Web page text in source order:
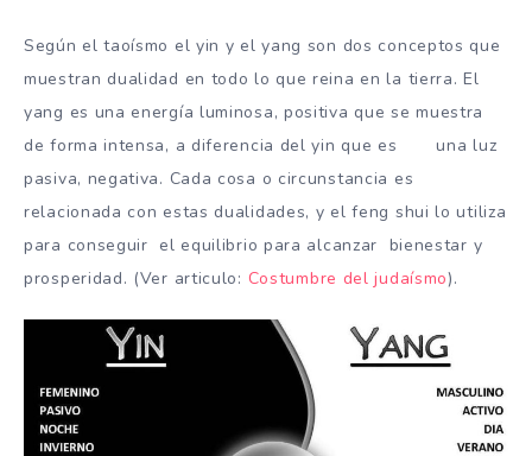
Según el taoísmo el yin y el yang son dos conceptos que
muestran dualidad en todo lo que reina en la tierra. El
yang es una energía luminosa, positiva que se muestra
de forma intensa, a diferencia del yin que es una luz
pasiva, negativa. Cada cosa o circunstancia es
relacionada con estas dualidades, y el feng shui lo utiliza
para conseguir el equilibrio para alcanzar bienestar y
prosperidad. (Ver articulo: Costumbre del judaísmo).